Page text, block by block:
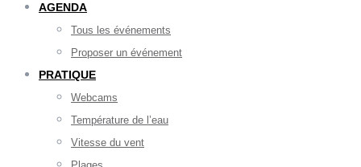
AGENDA
Tous les événements
Proposer un événement
PRATIQUE
Webcams
Température de l’eau
Vitesse du vent